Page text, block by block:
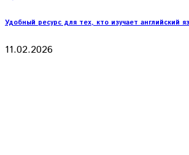
Удобный ресурс для тех, кто изучает английский
11.02.2026